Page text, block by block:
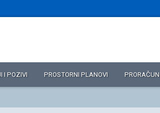
I POZIVI PROSTORNI PLANOVI PRORAČUN